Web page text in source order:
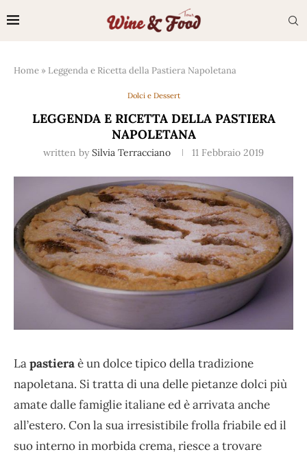
Home » Leggenda e Ricetta della Pastiera Napoletana
Dolci e Dessert
LEGGENDA E RICETTA DELLA PASTIERA
NAPOLETANA
written by Silvia Terracciano 11 Febbraio 2019
Lapastieraè un dolce tipico della tradizione
napoletana. Si tratta di una delle pietanze dolci più
amate dalle famiglie italiane ed è arrivata anche
all’estero. Con la sua irresistibile frolla friabile ed il
suo interno in morbida crema, riesce a trovare